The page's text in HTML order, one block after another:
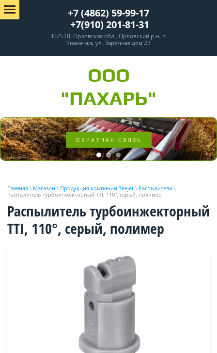
+7 (4862) 59-99-17
+7(910) 201-81-31
302520, Орловская обл., Орловский р-н, п.
Знаменка, ул. Заречная дом 23
ООО
"ПАХАРЬ"
ОБРАТНАЯ СВЯЗЬ
Главная \ Магазин \ Продукция компании Teejet \ Распылители \
Распылитель турбоинжекторный TTI, 110°, серый, полимер
Распылитель турбоинжекторный
TTI, 110°, серый, полимер